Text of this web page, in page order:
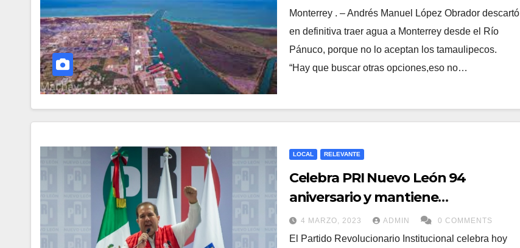
Monterrey . – Andrés Manuel López Obrador descartó
en definitiva traer agua a Monterrey desde el Río
Pánuco, porque no lo aceptan los tamaulipecos.
“Hay que buscar otras opciones,eso no…
LOCAL RELEVANTE
Celebra PRI Nuevo León 94
aniversario y mantiene
compromiso de seguir trabajando
por México
4 MARZO, 2023 ADMIN 0 COMMENTS
El Partido Revolucionario Institucional celebra hoy